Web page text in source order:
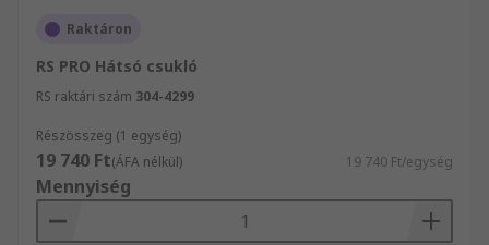
Raktáron
RS PRO Hátsó csukló
RS raktári szám 304-4299
Részösszeg (1 egység)
19 740 Ft(ÁFA nélkül) 19 740 Ft/egység
Mennyiség